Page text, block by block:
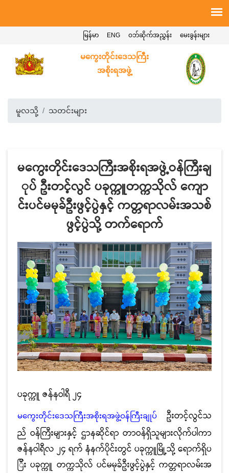
မေးခွန်းများ
ဝဘ်ဆိုက်အညွှန်း
ENG
မြန်မာ
မကွေးတိုင်းဒေသကြီး
အစိုးရအဖွဲ့
မူလသို့ သတင်းများ
မကွေးတိုင်းဒေသကြီးအစိုးရအဖွဲ့ဝန်ကြီးချ
ုပ် ဦးတင့်လွင် ပခုက္ကူတက္ကသိုလ် ကျော
င်းပင်မမုခ်ဦးဖွင့်ပွဲနှင့် ကတ္တရာလမ်းအသစ်
ဖွင့်ပွဲသို့ တက်ရောက်
ပခုက္ကူ ဇန်နဝါရီ ၂၄
မကွေးတိုင်းဒေသကြီးအစိုးရအဖွဲ့ဝန်ကြီးချုပ်ဦးတင့်လွင်သ
ည် ဝန်ကြီးများနှင့် ဌာနဆိုင်ရာ တာဝန်ရှိသူများလိုက်ပါကာ
ဇန်နဝါရီလ ၂၄ ရက် နံနက်ပိုင်းတွင် ပခုက္ကူမြို့သို့ ရောက်ရှိပ
ြီး ပခုက္ကူ တက္ကသိုလ် ပင်မမုခ်ဦးဖွင့်ပွဲနှင့် ကတ္တရာလမ်းအ